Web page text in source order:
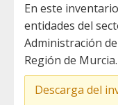
En este
entidades del
Administración
Región de Murcia.
Descarga del